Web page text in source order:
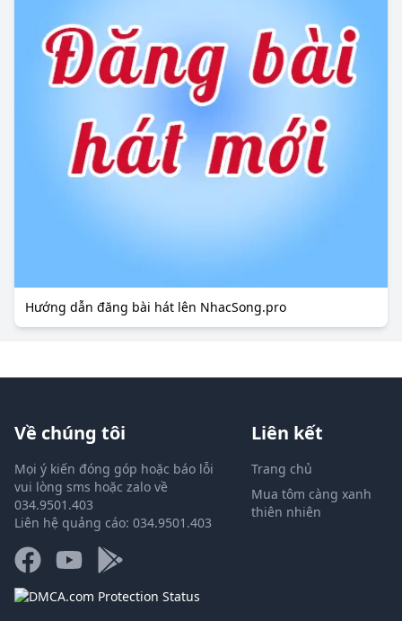
Hướng dẫn đăng bài hát lên NhacSong.pro
Về chúng tôi
Mọi ý kiến đóng góp hoặc báo lỗi
vui lòng sms hoặc zalo về
034.9501.403
Liên hệ quảng cáo: 034.9501.403
Liên kết
Trang chủ
Mua tôm càng xanh
thiên nhiên